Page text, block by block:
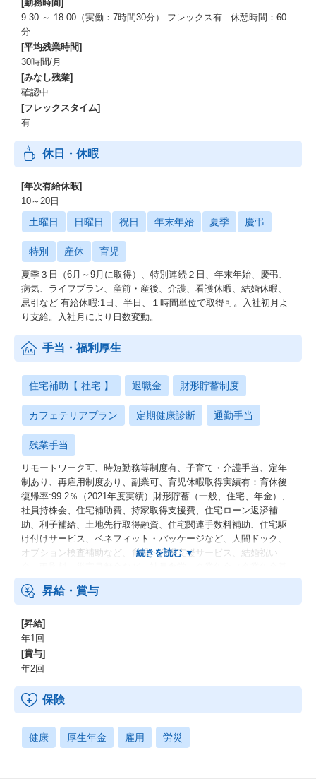
[勤務時間]
9:30 ～ 18:00（実働：7時間30分） フレックス有 休憩時間：60
分
[平均残業時間]
30時間/月
[みなし残業]
確認中
[フレックスタイム]
有
休日・休暇
[年次有給休暇]
10～20日
土曜日 日曜日 祝日 年末年始 夏季 慶弔
特別 産休 育児
夏季３日（6月～9月に取得）、特別連続２日、年末年始、慶弔、
病気、ライフプラン、産前・産後、介護、看護休暇、結婚休暇、
忌引など 有給休暇:1日、半日、１時間単位で取得可。入社初月よ
り支給。入社月により日数変動。
手当・福利厚生
住宅補助【 社宅 】 退職金 財形貯蓄制度
カフェテリアプラン 定期健康診断 通勤手当
残業手当
リモートワーク可、時短勤務等制度有、子育て・介護手当、定年
制あり、再雇用制度あり、副業可、育児休暇取得実績有：育休後
復帰率:99.2％（2021年度実績）財形貯蓄（一般、住宅、年金）、
社員持株会、住宅補助費、持家取得支援費、住宅ローン返済補
助、利子補給、土地先行取得融資、住宅関連手数料補助、住宅駆
け付けサービス、ベネフィット・パッケージなど、人間ドック、
オプション検査補助など、育児・介護支援サービス、結婚祝い
金、確定拠出年金）、電気通信共済会(個人年金、遺児育英基金)
昇給・賞与
[昇給]
年1回
[賞与]
年2回
保険
健康 厚生年金 雇用 労災